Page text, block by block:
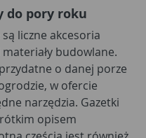
do pory roku
liczne akcesoria
budowlane.
o danej porze
w ofercie
narzędzia. Gazetki
opisem